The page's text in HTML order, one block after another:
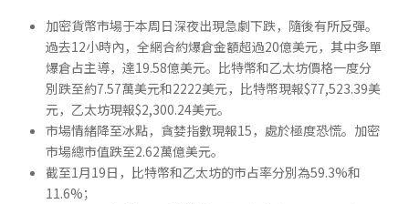
加密貨幣市場于本周日深夜出現急劇下跌，隨後有所反彈。
過去12小時內，全網合約爆倉金額超過20億美元，其中多單
爆倉占主導，達19.58億美元。比特幣和乙太坊價格一度分
別跌至約7.57萬美元和2222美元，比特幣現報$77,523.39美
元，乙太坊現報$2,300.24美元。
市場情緒降至冰點，貪婪指數現報15，處於極度恐慌。加密
市場總市值跌至2.62萬億美元。
截至1月19日，比特幣和乙太坊的市占率分別為59.3%和
11.6%；